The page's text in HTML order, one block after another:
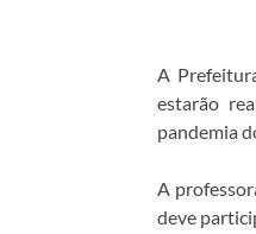
A
estarão
pandemia
A
deve